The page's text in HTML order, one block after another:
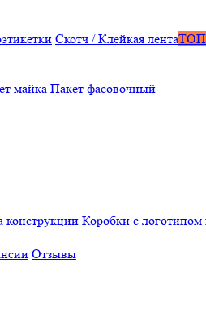
Скотч / Клейкая лентаТОП
майка Пакет фасовочный
конструкции Коробки с логотипом
Отзывы